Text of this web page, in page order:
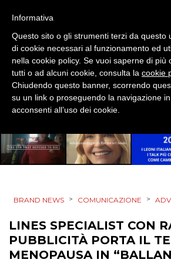
CINEMA
DIGITALE
EDITORIA
ESTERNA
TV
BRAND NEWS > COMUNICAZIONE > ADV
LINES SPECIALIST CON
PUBBLICITÀ PORTA IL
MENOPAUSA IN
Informativa
Questo sito o gli strumenti terzi da questo
di cookie necessari al funzionamento ed
nella cookie policy. Se vuoi saperne di più
tutti o ad alcuni cookie, consulta la cookie
Chiudendo questo banner, scorrendo
su un link o proseguendo la navigazione
acconsenti all’uso dei cookie.